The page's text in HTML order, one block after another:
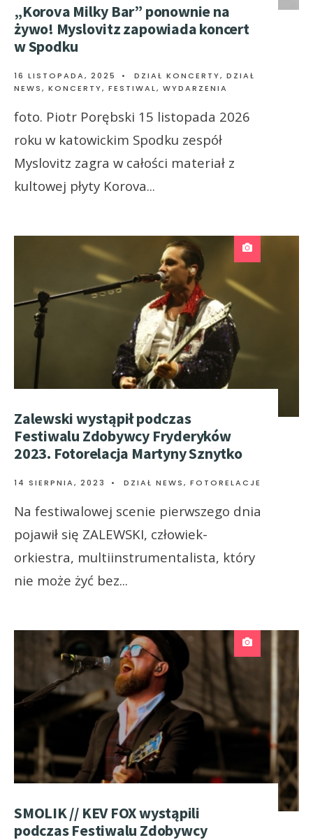
„Korova Milky Bar” ponownie na
żywo! Myslovitz zapowiada koncert
w Spodku
16 LISTOPADA, 2025 • DZIAŁ KONCERTY, DZIAŁ
NEWS, KONCERTY, FESTIWAL, WYDARZENIA
foto. Piotr Porębski 15 listopada 2026
roku w katowickim Spodku zespół
Myslovitz zagra w całości materiał z
kultowej płyty Korova...
Zalewski wystąpił podczas
Festiwalu Zdobywcy Fryderyków
2023. Fotorelacja Martyny Sznytko
14 SIERPNIA, 2023 • DZIAŁ NEWS, FOTORELACJE
Na festiwalowej scenie pierwszego dnia
pojawił się ZALEWSKI, człowiek-
orkiestra, multiinstrumentalista, który
nie może żyć bez...
SMOLIK // KEV FOX wystąpili
podczas Festiwalu Zdobywcy